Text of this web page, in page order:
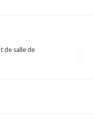
de salle de